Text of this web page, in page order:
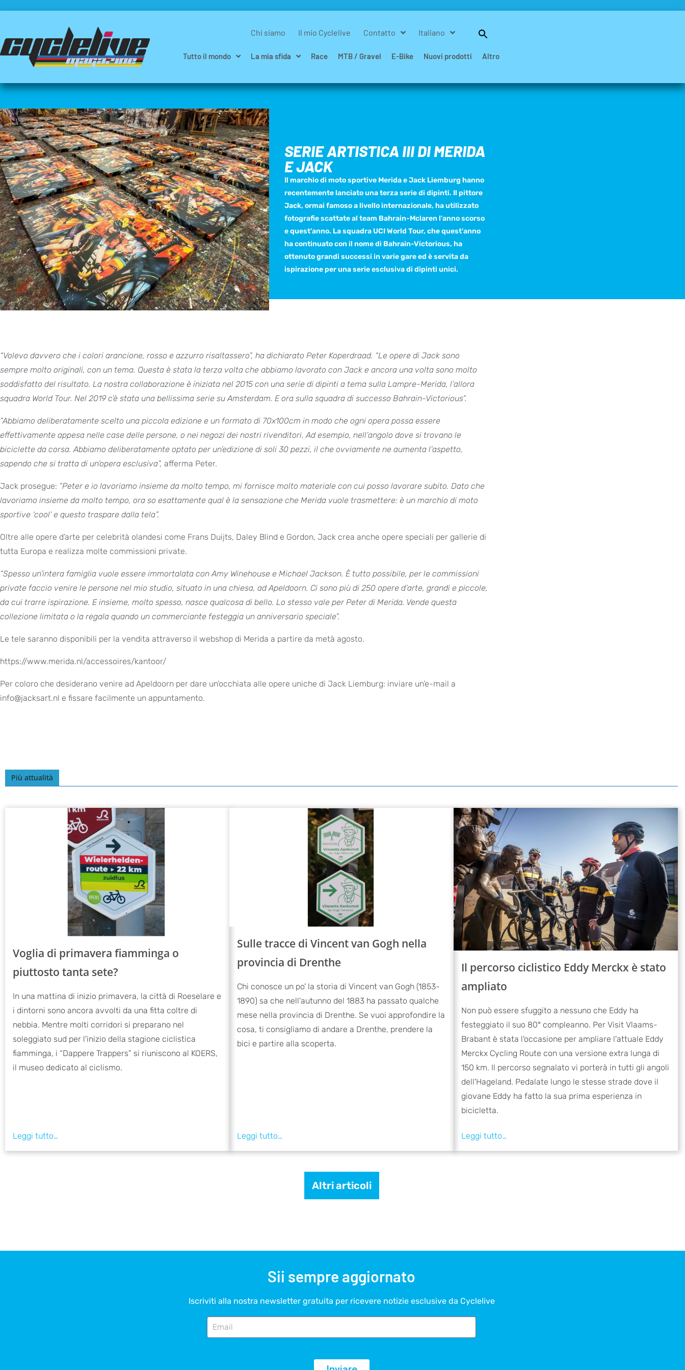
Chi siamo Il mio Cyclelive Contatto Italiano
Tutto il mondo La mia sfida Race MTB / Gravel E-Bike Nuovi prodotti Altro
SERIE ARTISTICA III DI MERIDA
E JACK
Il marchio di moto sportive Merida e Jack Liemburg hanno
recentemente lanciato una terza serie di dipinti. Il pittore
Jack, ormai famoso a livello internazionale, ha utilizzato
fotografie scattate al team Bahrain-Mclaren l'anno scorso
e quest'anno. La squadra UCI World Tour, che quest'anno
ha continuato con il nome di Bahrain-Victorious, ha
ottenuto grandi successi in varie gare ed è servita da
ispirazione per una serie esclusiva di dipinti unici.
“Volevo davvero che i colori arancione, rosso e azzurro risaltassero”, ha dichiarato Peter Koperdraad. “Le opere di Jack sono
sempre molto originali, con un tema. Questa è stata la terza volta che abbiamo lavorato con Jack e ancora una volta sono molto
soddisfatto del risultato. La nostra collaborazione è iniziata nel 2015 con una serie di dipinti a tema sulla Lampre-Merida, l’allora
squadra World Tour. Nel 2019 c’è stata una bellissima serie su Amsterdam. E ora sulla squadra di successo Bahrain-Victorious”.
“Abbiamo deliberatamente scelto una piccola edizione e un formato di 70x100cm in modo che ogni opera possa essere
effettivamente appesa nelle case delle persone, o nei negozi dei nostri rivenditori. Ad esempio, nell’angolo dove si trovano le
biciclette da corsa. Abbiamo deliberatamente optato per un’edizione di soli 30 pezzi, il che ovviamente ne aumenta l’aspetto,
sapendo che si tratta di un’opera esclusiva”, afferma Peter.
Jack prosegue: “Peter e io lavoriamo insieme da molto tempo, mi fornisce molto materiale con cui posso lavorare subito. Dato che
lavoriamo insieme da molto tempo, ora so esattamente qual è la sensazione che Merida vuole trasmettere: è un marchio di moto
sportive ‘cool’ e questo traspare dalla tela”.
Oltre alle opere d’arte per celebrità olandesi come Frans Duijts, Daley Blind e Gordon, Jack crea anche opere speciali per gallerie di
tutta Europa e realizza molte commissioni private.
“Spesso un’intera famiglia vuole essere immortalata con Amy Winehouse e Michael Jackson. È tutto possibile, per le commissioni
private faccio venire le persone nel mio studio, situato in una chiesa, ad Apeldoorn. Ci sono più di 250 opere d’arte, grandi e piccole,
da cui trarre ispirazione. E insieme, molto spesso, nasce qualcosa di bello. Lo stesso vale per Peter di Merida. Vende questa
collezione limitata o la regala quando un commerciante festeggia un anniversario speciale”.
Le tele saranno disponibili per la vendita attraverso il webshop di Merida a partire da metà agosto.
https://www.merida.nl/accessoires/kantoor/
Per coloro che desiderano venire ad Apeldoorn per dare un’occhiata alle opere uniche di Jack Liemburg: inviare un’e-mail a
info@jacksart.nl e fissare facilmente un appuntamento.
Più attualità
Voglia di primavera fiamminga o
piuttosto tanta sete?
In una mattina di inizio primavera, la città di Roeselare e
i dintorni sono ancora avvolti da una fitta coltre di
nebbia. Mentre molti corridori si preparano nel
soleggiato sud per l'inizio della stagione ciclistica
fiamminga, i “Dappere Trappers” si riuniscono al KOERS,
il museo dedicato al ciclismo.
Sulle tracce di Vincent van Gogh nella
provincia di Drenthe
Chi conosce un po' la storia di Vincent van Gogh (1853-
1890) sa che nell'autunno del 1883 ha passato qualche
mese nella provincia di Drenthe. Se vuoi approfondire la
cosa, ti consigliamo di andare a Drenthe, prendere la
bici e partire alla scoperta.
Il percorso ciclistico Eddy Merckx è stato
ampliato
Non può essere sfuggito a nessuno che Eddy ha
festeggiato il suo 80° compleanno. Per Visit Vlaams-
Brabant è stata l'occasione per ampliare l'attuale Eddy
Merckx Cycling Route con una versione extra lunga di
150 km. Il percorso segnalato vi porterà in tutti gli angoli
dell'Hageland. Pedalate lungo le stesse strade dove il
giovane Eddy ha fatto la sua prima esperienza in
bicicletta.
Altri articoli
Sii sempre aggiornato
Iscriviti alla nostra newsletter gratuita per ricevere notizie esclusive da Cyclelive